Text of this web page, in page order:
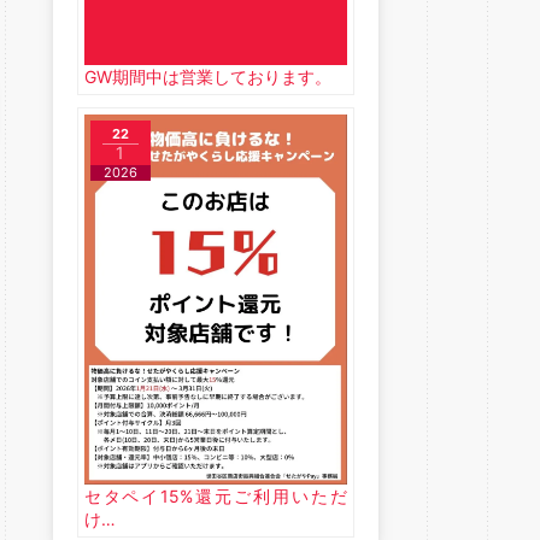
GW期間中は営業しております。
セタペイ15%還元ご利用いただ
け…
22
1
2026